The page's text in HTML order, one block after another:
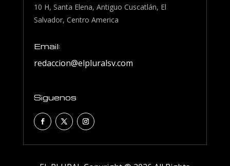
10 H, Santa Elena, Antiguo Cuscatlán, El
Salvador, Centro America
Email:
redaccion@elpluralsv.com
Siguenos